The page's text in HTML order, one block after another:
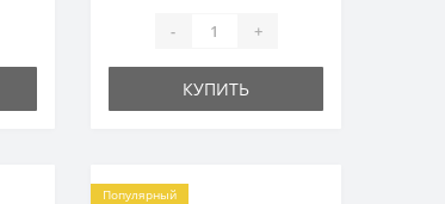
- +
КУПИТЬ
Популярный